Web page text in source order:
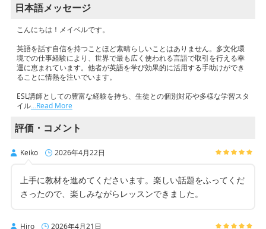
日本語メッセージ
こんにちは！メイベルです。
英語を話す自信を持つことほど素晴らしいことはありません。多文化環
境での仕事経験により、世界で最も広く使われる言語で取引を行える幸
運に恵まれています。他者が英語を学び効果的に活用する手助けができ
ることに情熱を注いでいます。
ESL講師としての豊富な経験を持ち、生徒との個別対応や多様な学習スタ
イル…Read More
評価・コメント
Keiko 2026年4月22日
上手に教材を進めてくださいます。楽しい話題をふってくだ
さったので、楽しみながらレッスンできました。
Hiro 2026年4月21日